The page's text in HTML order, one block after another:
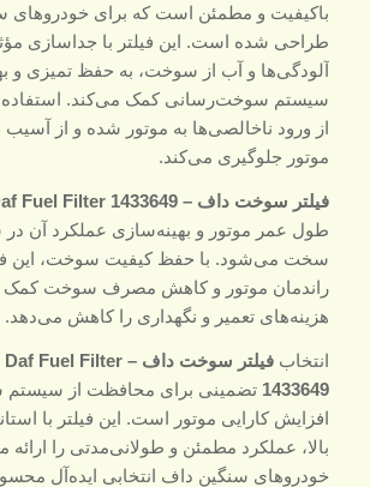
باکیفیت و مطمئن است که برای خودروهای
طراحی شده است. این فیلتر با جداسازی
آلودگی‌ها و آب از سوخت، به حفظ تمیزی و
سیستم سوخت‌رسانی کمک می‌کند. استفاده از
از ورود ناخالصی‌ها به موتور شده و از
موتور جلوگیری می‌کند.
فیلتر سوخت داف – Daf Fuel Filter 1433649
طول عمر موتور و بهینه‌سازی عملکرد آن
سخت می‌شود. با حفظ کیفیت سوخت، این
راندمان موتور و کاهش مصرف سوخت کمک
هزینه‌های تعمیر و نگهداری را کاهش می‌دهد.
انتخاب
فیلتر سوخت داف – Daf Fuel Filter
1433649 تضمینی برای محافظت از
افزایش کارایی موتور است. این فیلتر با
بالا، عملکرد مطمئن و طولانی‌مدتی را ارائه
خودروهای سنگین داف انتخابی ایده‌آل